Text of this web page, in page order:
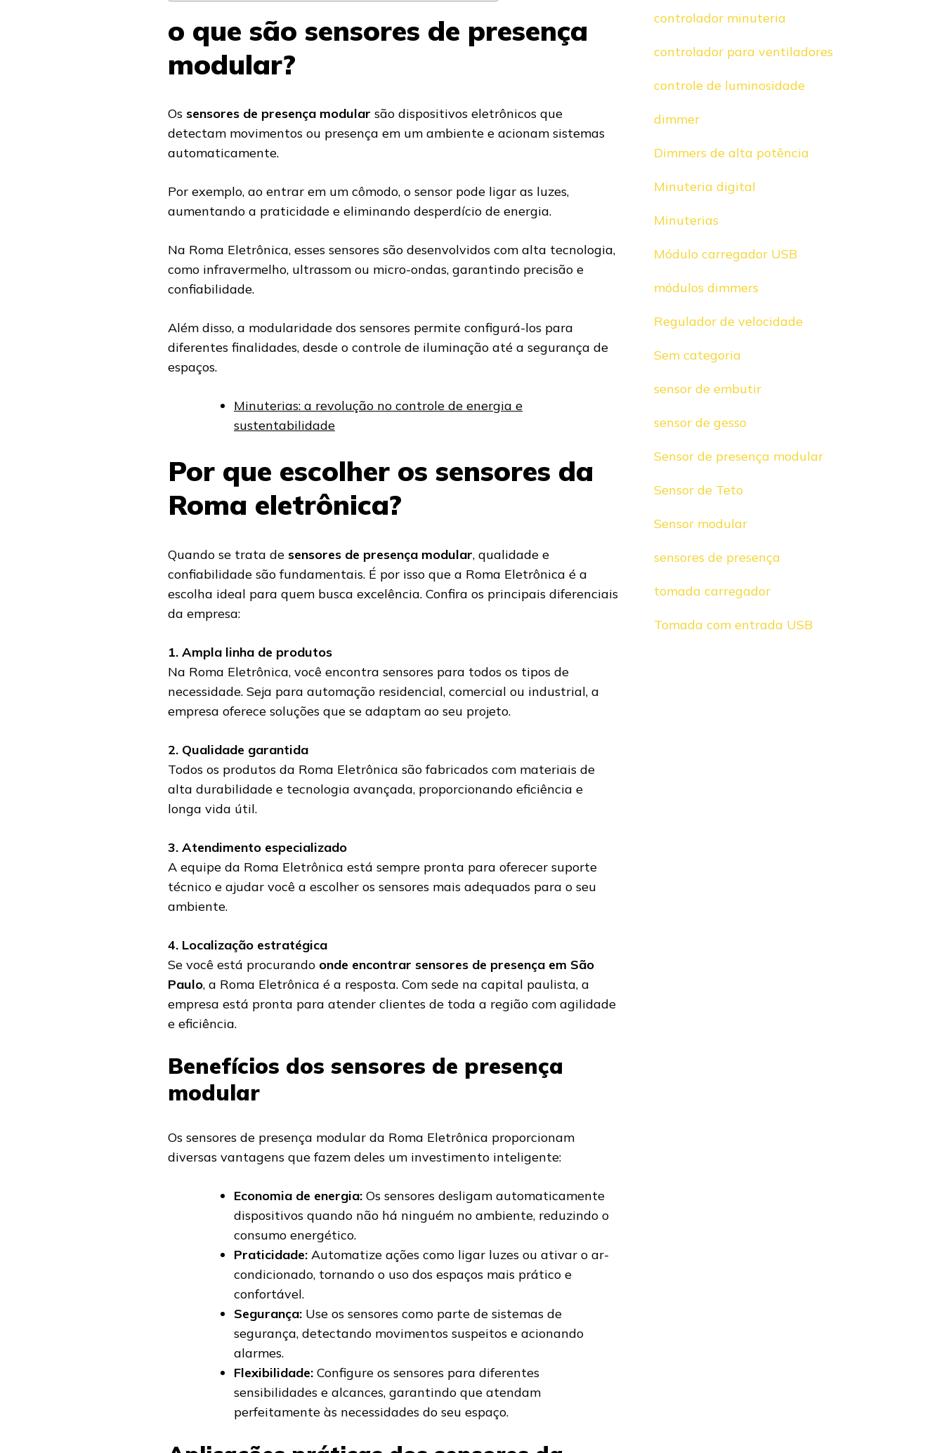
o que são sensores de presença
modular?
Os sensores de presença modular são dispositivos eletrônicos que
detectam movimentos ou presença em um ambiente e acionam sistemas
automaticamente.
Por exemplo, ao entrar em um cômodo, o sensor pode ligar as luzes,
aumentando a praticidade e eliminando desperdício de energia.
Na Roma Eletrônica, esses sensores são desenvolvidos com alta tecnologia,
como infravermelho, ultrassom ou micro-ondas, garantindo precisão e
confiabilidade.
Além disso, a modularidade dos sensores permite configurá-los para
diferentes finalidades, desde o controle de iluminação até a segurança de
espaços.
Minuterias: a revolução no controle de energia e
sustentabilidade
Por que escolher os sensores da
Roma eletrônica?
Quando se trata de sensores de presença modular, qualidade e
confiabilidade são fundamentais. É por isso que a Roma Eletrônica é a
escolha ideal para quem busca excelência. Confira os principais diferenciais
da empresa:
1. Ampla linha de produtos
Na Roma Eletrônica, você encontra sensores para todos os tipos de
necessidade. Seja para automação residencial, comercial ou industrial, a
empresa oferece soluções que se adaptam ao seu projeto.
2. Qualidade garantida
Todos os produtos da Roma Eletrônica são fabricados com materiais de
alta durabilidade e tecnologia avançada, proporcionando eficiência e
longa vida útil.
3. Atendimento especializado
A equipe da Roma Eletrônica está sempre pronta para oferecer suporte
técnico e ajudar você a escolher os sensores mais adequados para o seu
ambiente.
4. Localização estratégica
Se você está procurando onde encontrar sensores de presença em São
Paulo, a Roma Eletrônica é a resposta. Com sede na capital paulista, a
empresa está pronta para atender clientes de toda a região com agilidade
e eficiência.
Benefícios dos sensores de presença
modular
Os sensores de presença modular da Roma Eletrônica proporcionam
diversas vantagens que fazem deles um investimento inteligente:
Economia de energia: Os sensores desligam automaticamente
dispositivos quando não há ninguém no ambiente, reduzindo o
consumo energético.
Praticidade: Automatize ações como ligar luzes ou ativar o ar-
condicionado, tornando o uso dos espaços mais prático e
confortável.
Segurança: Use os sensores como parte de sistemas de
segurança, detectando movimentos suspeitos e acionando
alarmes.
Flexibilidade: Configure os sensores para diferentes
sensibilidades e alcances, garantindo que atendam
perfeitamente às necessidades do seu espaço.
controlador minuteria
controlador para ventiladores
controle de luminosidade
dimmer
Dimmers de alta potência
Minuteria digital
Minuterias
Módulo carregador USB
módulos dimmers
Regulador de velocidade
Sem categoria
sensor de embutir
sensor de gesso
Sensor de presença modular
Sensor de Teto
Sensor modular
sensores de presença
tomada carregador
Tomada com entrada USB